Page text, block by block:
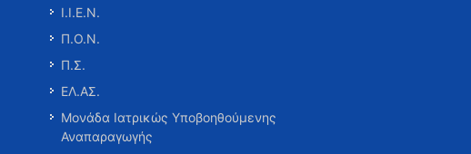
Ι.Ι.Ε.Ν.
Π.Ο.Ν.
Π.Σ.
ΕΛ.ΑΣ.
Μονάδα Ιατρικώς Υποβοηθούμενης
Αναπαραγωγής